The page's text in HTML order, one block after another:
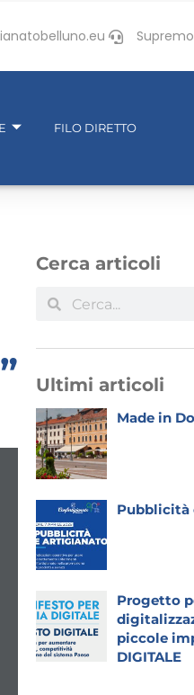
Supremo
FILO DIRETTO
Cerca articoli
Ultimi articoli
Made in
Pubblicità
Progetto
piccole
DIGITALE